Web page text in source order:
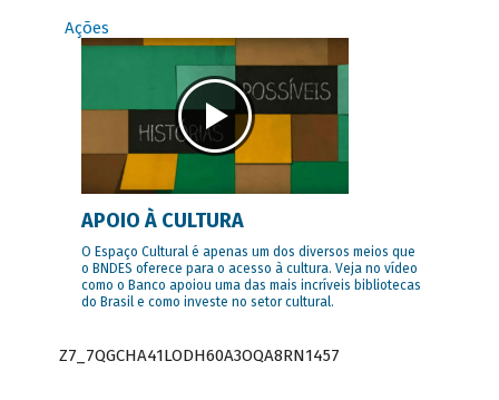
Ações
APOIO À CULTURA
O Espaço Cultural é apenas um dos diversos meios que
o BNDES oferece para o acesso à cultura. Veja no vídeo
como o Banco apoiou uma das mais incríveis bibliotecas
do Brasil e como investe no setor cultural.
Z7_7QGCHA41LODH60A3OQA8RN1457